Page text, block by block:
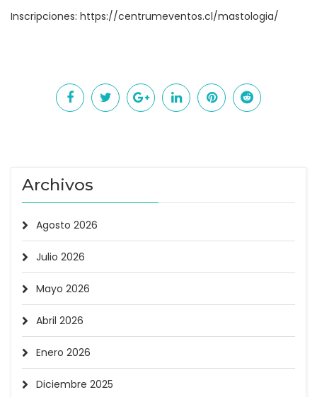
Inscripciones: https://centrumeventos.cl/mastologia/
Archivos
Agosto 2026
Julio 2026
Mayo 2026
Abril 2026
Enero 2026
Diciembre 2025